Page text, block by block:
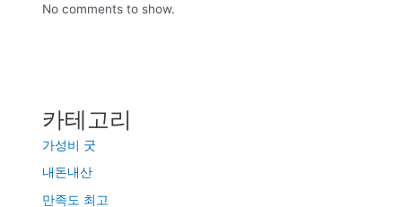
No comments to show.
카테고리
가성비 굿
내돈내산
만족도 최고